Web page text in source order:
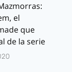
el
que
de la serie